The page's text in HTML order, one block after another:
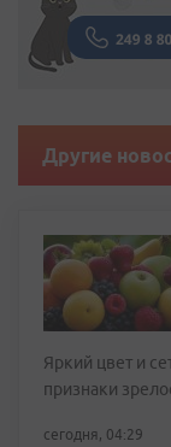
Другие
Яркий цвет и
признаки
сегодня, 04:29